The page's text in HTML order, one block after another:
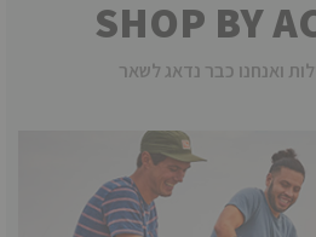
SHOP BY
ואנחנו כבר נדאג לשאר